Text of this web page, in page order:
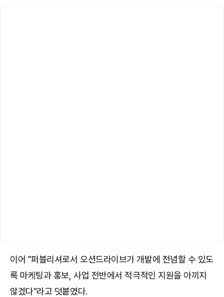
이어 "퍼블리셔로서 오션드라이브가 개발에 전념할 수 있도
록 마케팅과 홍보, 사업 전반에서 적극적인 지원을 아끼지
않겠다"라고 덧붙였다.